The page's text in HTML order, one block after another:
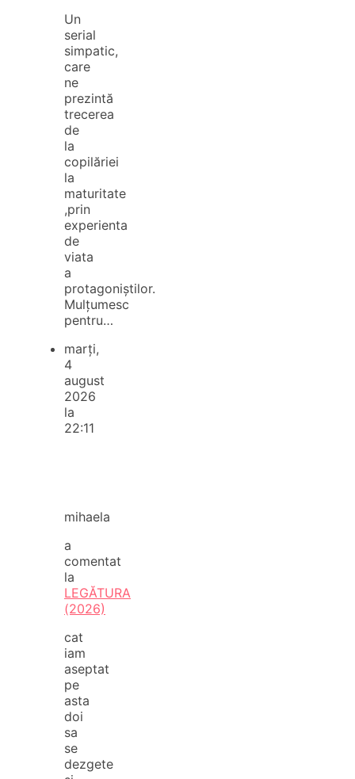
Un
serial
simpatic,
care
ne
prezintă
trecerea
de
la
copilăriei
la
maturitate
,prin
experienta
de
viata
a
protagoniștilor.
Mulțumesc
pentru…
marți,
4
august
2026
la
22:11
mihaela
a
comentat
la
LEGĂTURA
(2026)
cat
iam
aseptat
pe
asta
doi
sa
se
dezgete